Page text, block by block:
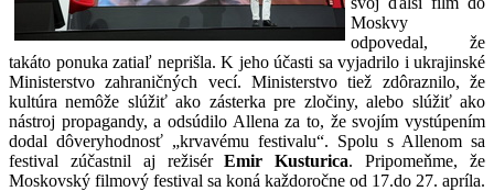
Moskvy
odpovedal, že
takáto ponuka zatiaľ neprišla. K jeho účasti sa vyjadrilo i ukrajinské
Ministerstvo zahraničných vecí. Ministerstvo tiež zdôraznilo, že
kultúra nemôže slúžiť ako zásterka pre zločiny, alebo slúžiť ako
nástroj propagandy, a odsúdilo Allena za to, že svojím vystúpením
dodal dôveryhodnosť „krvavému festivalu“. Spolu s Allenom sa
festival zúčastnil aj režisérEmir Kusturica. Pripomeňme, že
Moskovský filmový festival sa koná každoročne od 17.do 27. apríla.